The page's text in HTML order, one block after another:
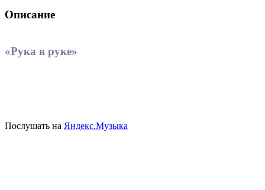
Описание
«Рука в руке»
Послушать на Яндекс.Музыка